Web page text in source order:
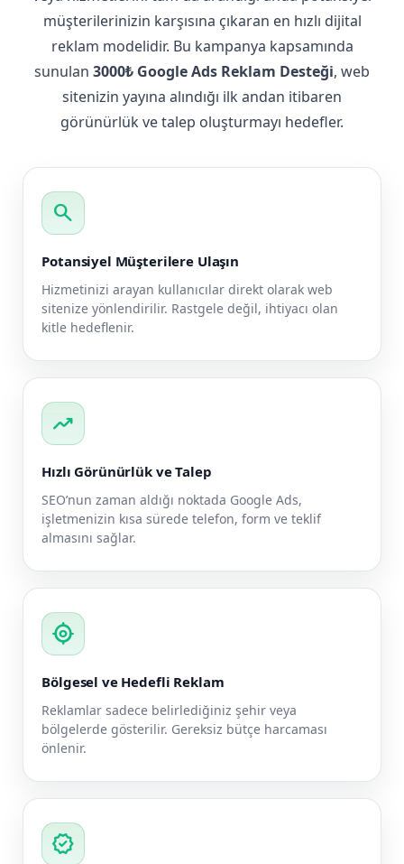
müşterilerinizin karşısına çıkaran en hızlı dijital
reklam modelidir. Bu kampanya kapsamında
sunulan 3000₺ Google Ads Reklam Desteği, web
sitenizin yayına alındığı ilk andan itibaren
görünürlük ve talep oluşturmayı hedefler.
search
Potansiyel Müşterilere Ulaşın
Hizmetinizi arayan kullanıcılar direkt olarak web
sitenize yönlendirilir. Rastgele değil, ihtiyacı olan
kitle hedeflenir.
trending_up
Hızlı Görünürlük ve Talep
SEO’nun zaman aldığı noktada Google Ads,
işletmenizin kısa sürede telefon, form ve teklif
almasını sağlar.
my_location
Bölgesel ve Hedefli Reklam
Reklamlar sadece belirlediğiniz şehir veya
bölgelerde gösterilir. Gereksiz bütçe harcaması
önlenir.
verified